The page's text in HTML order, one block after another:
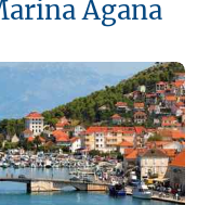
Agana